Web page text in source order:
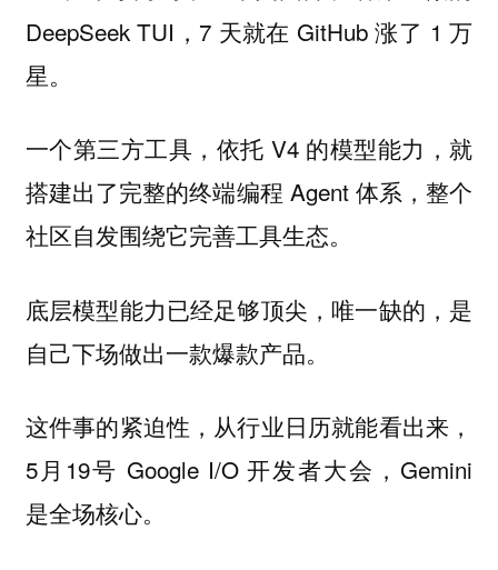
DeepSeek TUI，7 天就在 GitHub 涨了 1 万
星。
一个第三方工具，依托 V4 的模型能力，就
搭建出了完整的终端编程 Agent 体系，整个
社区自发围绕它完善工具生态。
底层模型能力已经足够顶尖，唯一缺的，是
自己下场做出一款爆款产品。
这件事的紧迫性，从行业日历就能看出来，
5月19号 Google I/O 开发者大会，Gemini
是全场核心。